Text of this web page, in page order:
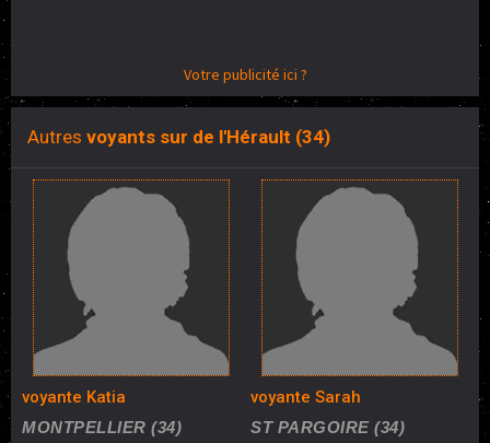
Votre publicité ici ?
Autres voyants sur de l'Hérault (34)
voyante Katia
MONTPELLIER (34)
voyante Sarah
ST PARGOIRE (34)